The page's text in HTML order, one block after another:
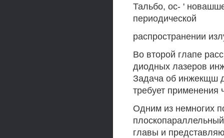
Тальбо, ос- '
периодической
распространении
Во второй глапе
диодных лазеров
Задача об инжекщш
требует применения
Одним из немногих
главы и